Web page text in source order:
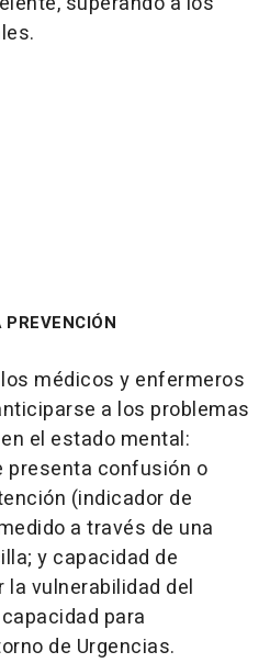
médicos y enfermeros
a los problemas
el estado mental:
presenta confusión o
(indicador de
a través de una
y capacidad de
la vulnerabilidad del
para
de Urgencias.